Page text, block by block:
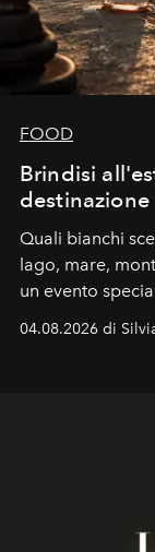
FOOD
Brindisi
destinazione
Quali bianchi
lago, mare,
un evento
04.08.2026 di